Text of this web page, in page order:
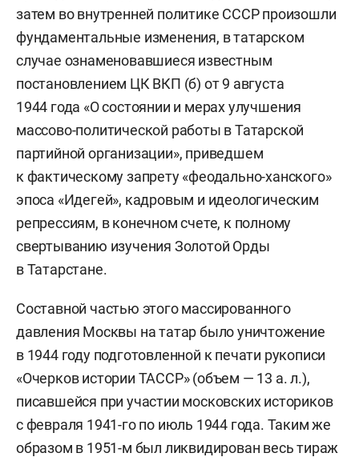
затем во внутренней политике СССР произошли
фундаментальные изменения, в татарском
случае ознаменовавшиеся известным
постановлением ЦК ВКП (б) от 9 августа
1944 года «О состоянии и мерах улучшения
массово-политической работы в Татарской
партийной организации», приведшем
к фактическому запрету «феодально-ханского»
эпоса «Идегей», кадровым и идеологическим
репрессиям, в конечном счете, к полному
свертыванию изучения Золотой Орды
в Татарстане.
Составной частью этого массированного
давления Москвы на татар было уничтожение
в 1944 году подготовленной к печати рукописи
«Очерков истории ТАССР» (объем — 13 а. л.),
писавшейся при участии московских историков
с февраля 1941-го по июль 1944 года. Таким же
образом в 1951-м был ликвидирован весь тираж